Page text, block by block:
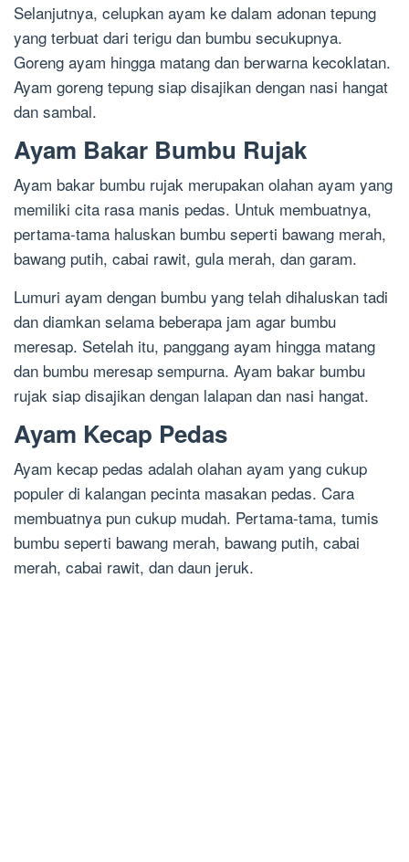
Selanjutnya, celupkan ayam ke dalam adonan tepung
yang terbuat dari terigu dan bumbu secukupnya.
Goreng ayam hingga matang dan berwarna kecoklatan.
Ayam goreng tepung siap disajikan dengan nasi hangat
dan sambal.
Ayam Bakar Bumbu Rujak
Ayam bakar bumbu rujak merupakan olahan ayam yang
memiliki cita rasa manis pedas. Untuk membuatnya,
pertama-tama haluskan bumbu seperti bawang merah,
bawang putih, cabai rawit, gula merah, dan garam.
Lumuri ayam dengan bumbu yang telah dihaluskan tadi
dan diamkan selama beberapa jam agar bumbu
meresap. Setelah itu, panggang ayam hingga matang
dan bumbu meresap sempurna. Ayam bakar bumbu
rujak siap disajikan dengan lalapan dan nasi hangat.
Ayam Kecap Pedas
Ayam kecap pedas adalah olahan ayam yang cukup
populer di kalangan pecinta masakan pedas. Cara
membuatnya pun cukup mudah. Pertama-tama, tumis
bumbu seperti bawang merah, bawang putih, cabai
merah, cabai rawit, dan daun jeruk.